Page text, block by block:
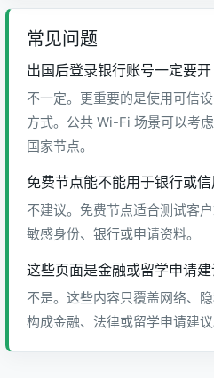
常见问题
出国后登录银行账号一定要开
不一定。更重要的是使用可信
方式。公共 Wi-Fi 场景可以考
国家节点。
免费节点能不能用于银行或信
不建议。免费节点适合测试客
敏感身份、银行或申请资料。
这些页面是金融或留学申请建
不是。这些内容只覆盖网络、
构成金融、法律或留学申请建议